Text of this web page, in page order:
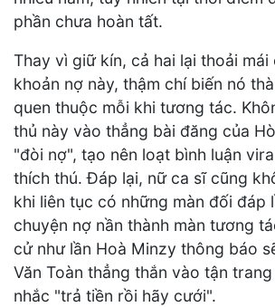
phần chưa hoàn tất.
Thay vì giữ kín, cả hai lại thoải mái
khoản nợ này, thậm chí biến nó
quen thuộc mỗi khi tương tác.
thủ này vào thẳng bài đăng của
"đòi nợ", tạo nên loạt bình luận
thích thú. Đáp lại, nữ ca sĩ cũng
khi liên tục có những màn đối đáp
chuyện nợ nần thành màn tương
cử như lần Hoà Minzy thông báo
Văn Toàn thẳng thắn vào tận
nhắc "trả tiền rồi hãy cưới".